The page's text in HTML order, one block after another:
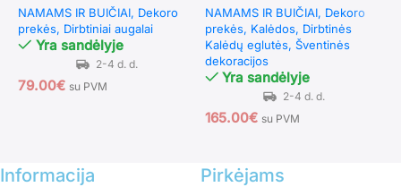
NAMAMS IR BUIČIAI Dekoro
prekės Dirbtiniai augalai
Yra sandėlyje
79.00€ su PVM
NAMAMS IR BUIČIAI Dekoro
prekės Kalėdos Dirbtinės
Kalėdų eglutės Šventinės
dekoracijos
Yra sandėlyje
165.00€ su PVM
Informacija Pirkėjams